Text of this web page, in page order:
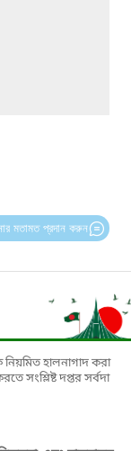
মতামত প্রদান করুন
হালনাগাদ করা
সংশ্লিষ্ট দপ্তর সর্বদা